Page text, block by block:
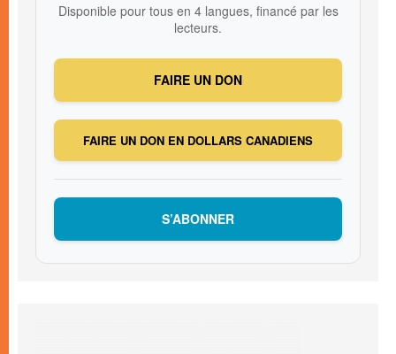
Disponible pour tous en 4 langues, financé par les
lecteurs.
FAIRE UN DON
FAIRE UN DON EN DOLLARS CANADIENS
S’ABONNER